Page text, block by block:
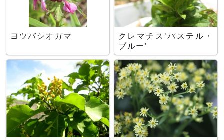
ヨツバシオガマ
クレマチス'パステル・
ブルー'